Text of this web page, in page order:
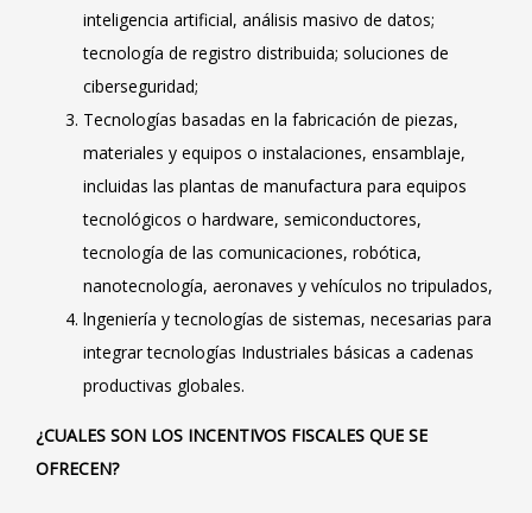
inteligencia artificial, análisis masivo de datos;
tecnología de registro distribuida; soluciones de
ciberseguridad;
Tecnologías basadas en la fabricación de piezas,
materiales y equipos o instalaciones, ensamblaje,
incluidas las plantas de manufactura para equipos
tecnológicos o hardware, semiconductores,
tecnología de las comunicaciones, robótica,
nanotecnología, aeronaves y vehículos no tripulados,
lngeniería y tecnologías de sistemas, necesarias para
integrar tecnologías Industriales básicas a cadenas
productivas globales.
¿CUALES SON LOS INCENTIVOS FISCALES QUE SE
OFRECEN?